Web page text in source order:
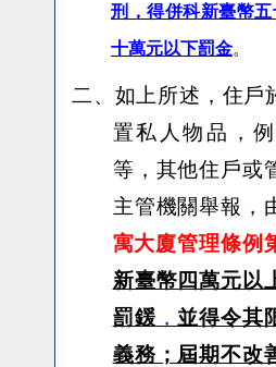
刑，得併科新臺幣
十萬元以下罰金。
二、 如上所述，住戶
置私人物品，
等，其他住戶或
主管機關舉報，
寓大廈管理條例
新臺幣四萬元以
罰鍰 ， 並得令其
義務；屆期不改